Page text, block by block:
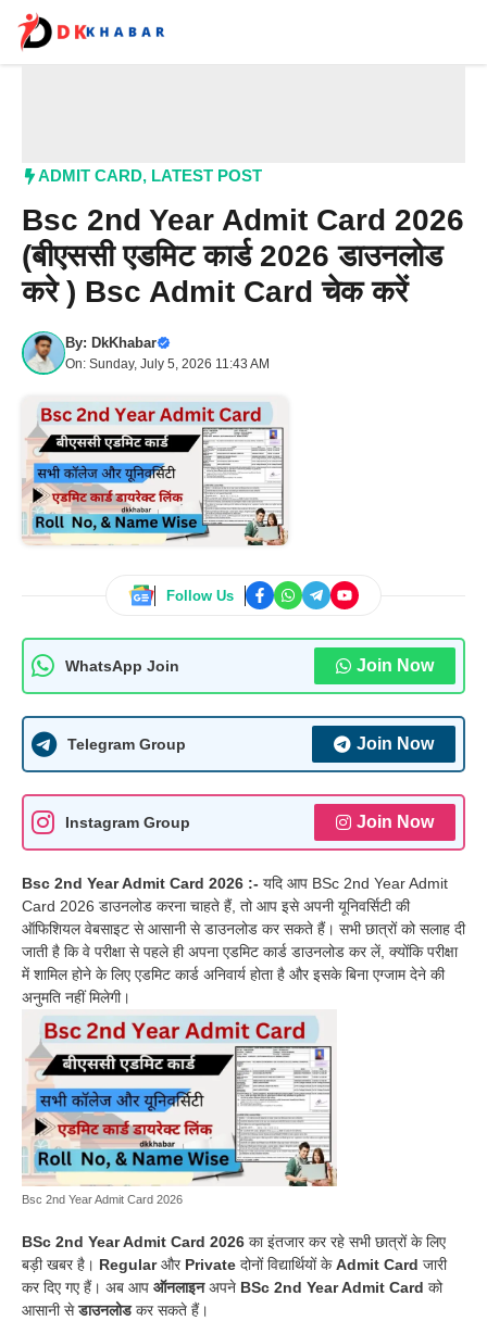
content
ADMIT CARD, LATEST POST
Bsc 2nd Year Admit Card 2026
(बीएससी एडमिट कार्ड 2026 डाउनलोड
करे ) Bsc Admit Card चेक करें
By: DkKhabar
On: Sunday, July 5, 2026 11:43 AM
Follow Us
WhatsApp Join Join Now
Telegram Group Join Now
Instagram Group Join Now
Bsc 2nd Year Admit Card 2026 :- यदि आप BSc 2nd Year Admit
Card 2026 डाउनलोड करना चाहते हैं, तो आप इसे अपनी यूनिवर्सिटी की
ऑफिशियल वेबसाइट से आसानी से डाउनलोड कर सकते हैं। सभी छात्रों को सलाह दी
जाती है कि वे परीक्षा से पहले ही अपना एडमिट कार्ड डाउनलोड कर लें, क्योंकि परीक्षा
में शामिल होने के लिए एडमिट कार्ड अनिवार्य होता है और इसके बिना एग्जाम देने की
अनुमति नहीं मिलेगी।
Bsc 2nd Year Admit Card 2026
BSc 2nd Year Admit Card 2026 का इंतजार कर रहे सभी छात्रों के लिए
बड़ी खबर है। Regularऔर Private दोनों विद्यार्थियों केAdmit Card जारी
कर दिए गए हैं। अब आप ऑनलाइनअपने BSc 2nd Year Admit Card को
आसानी सेडाउनलोडकर सकते हैं।